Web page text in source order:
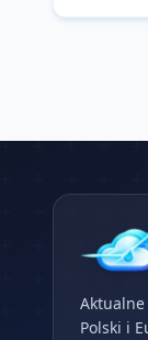
Polski i